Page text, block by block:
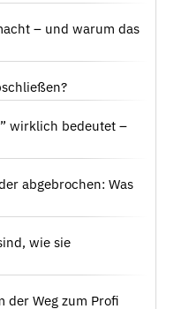
– und warum das
wirklich bedeutet –
abgebrochen: Was
wie sie
der Weg zum Profi